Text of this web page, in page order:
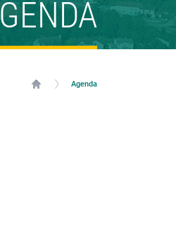
Agenda